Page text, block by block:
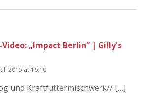
Video: „Impact Berlin“ | Gilly's
2015 at 16:10
und Kraftfuttermischwerk// […]